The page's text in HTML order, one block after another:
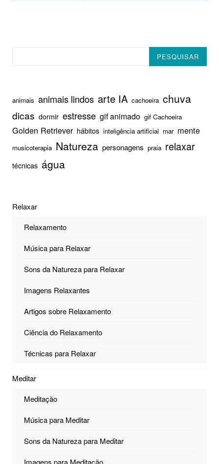
PESQUISAR
animais animais lindos arte IA cachoeira chuva
dicas dormir estresse gif animado gif Cachoeira
Golden Retriever hábitos inteligência artificial mar mente
musicoterapia Natureza personagens praia relaxar
técnicas água
Relaxar
Relaxamento
Música para Relaxar
Sons da Natureza para Relaxar
Imagens Relaxantes
Artigos sobre Relaxamento
Ciência do Relaxamento
Técnicas para Relaxar
Meditar
Meditação
Música para Meditar
Sons da Natureza para Meditar
Imagens para Meditação